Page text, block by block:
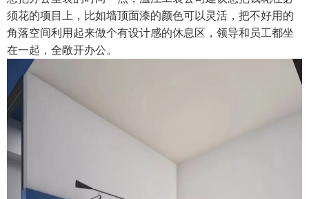
须花的项目上，比如墙顶面漆的颜色可以灵活，把不好用的
角落空间利用起来做个有设计感的休息区，领导和员工都坐
在一起，全敞开办公。